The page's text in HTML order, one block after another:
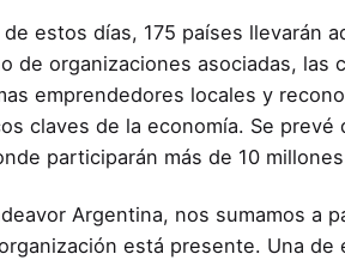
estos días, 175 países llevarán
de organizaciones asociadas,
emprendedores locales y
claves de la economía. Se
participarán más de 10
Argentina, nos sumamos a
está presente. Una